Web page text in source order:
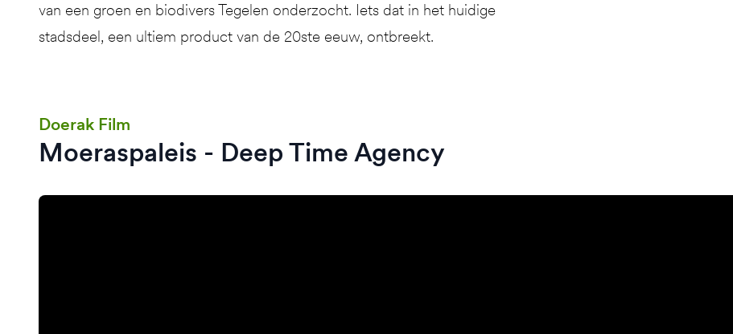
van een groen en biodivers Tegelen onderzocht. Iets dat in het huidige
stadsdeel, een ultiem product van de 20ste eeuw, ontbreekt.
Doerak Film
Moeraspaleis - Deep Time Agency